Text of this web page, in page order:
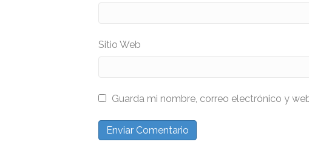
Sitio Web
Guarda mi nombre, correo electrónico y